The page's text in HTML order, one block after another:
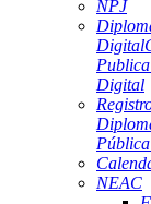
NPJ
Digital
Digital
NEAC